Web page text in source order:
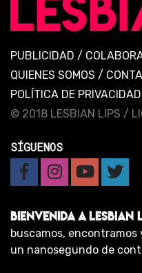
PUBLICIDAD /
QUIENES SOMOS /
POLÍTICA DE PRIVACIDAD
© 2018 LESBIAN LIPS /
SÍGUENOS
BIENVENIDA A LESBIAN
buscamos,
un nanosegundo de